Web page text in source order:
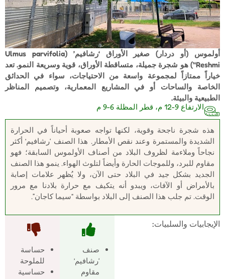
أولموس (أو دردار) صغير الأوراق ‘رشافيم’ (Ulmus parvifolia
‘Reshmi’) هو شجرة جميلة، متساقطة الأوراق، قوية وسريعة النمو. تعد
خياراً ممتازاً لمجموعة واسعة من الاحتياجات، سواء في الحدائق
الخاصة والساحات أو في المشاريع المعمارية، وتصميم المناظر
الطبيعية والبيئة.
الارتفاع 9-12 م، قطر المظلة 6-9 م
هذه شجرة ناجحة وقوية، لكنها تواجه صعوبة أحياناً في الحرارة
الشديدة والمستمرة وعند نقص الأمطار. هذا الصنف ‘رشافيم’ أكثر
نجاحاً وملاءمة لظروف البلاد من أصناف الأولموس السابقة؛ فهو
مقاوم للبرد، وللموجات الحارة وأيضاً لتلوث الهواء. ينمو هذا الصنف
الجديد بشكل جيد في البلاد حتى الآن، ولا يُظهر علامات إصابة
بالأمراض أو الآفات، ويبدو أنه يتكيف مع حرارة بلادنا مع مرور
الوقت. تم جلب هذا الصنف إلى البلاد بواسطة “سيما كاجان”.
الإيجابيات والسلبيات:
صنف
‘رشافيم’
مقاوم
حساسة
للملوحة
حساسية